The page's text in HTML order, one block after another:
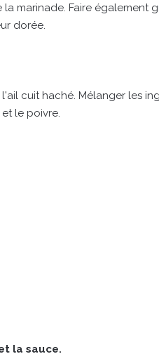
marinade. Faire également
dorée.
cuit haché. Mélanger les
le poivre.
la sauce.